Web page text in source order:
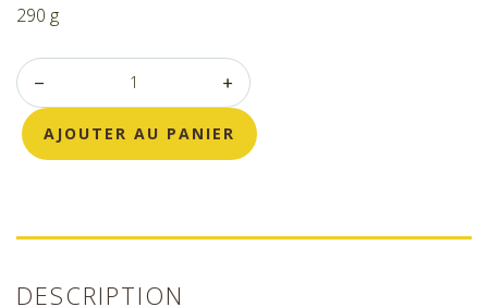
290 g
AJOUTER AU PANIER
DESCRIPTION